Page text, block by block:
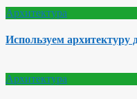
Архитектура
Используем архитектуру
Архитектура